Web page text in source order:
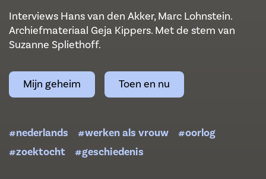
Interviews Hans van den Akker, Marc Lohnstein.
Archiefmateriaal Geja Kippers. Met de stem van
Suzanne Spliethoff.
Mijn geheim Toen en nu
#nederlands #werken als vrouw
#oorlog
#zoektocht
#geschiedenis